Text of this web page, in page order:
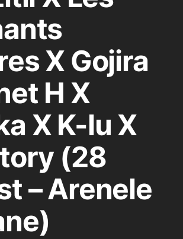
X Gojira
H X
X K-lu X
(28
– Arenele